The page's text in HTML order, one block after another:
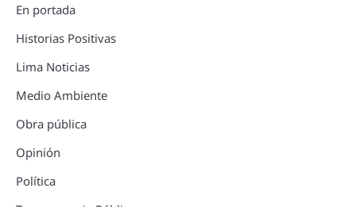
En portada
Historias Positivas
Lima Noticias
Medio Ambiente
Obra pública
Opinión
Política